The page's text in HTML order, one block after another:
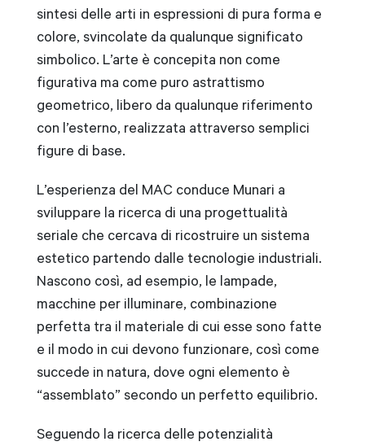
sintesi delle arti in espressioni di pura forma e
colore, svincolate da qualunque significato
simbolico. L’arte è concepita non come
figurativa ma come puro astrattismo
geometrico, libero da qualunque riferimento
con l’esterno, realizzata attraverso semplici
figure di base.
L’esperienza del MAC conduce Munari a
sviluppare la ricerca di una progettualità
seriale che cercava di ricostruire un sistema
estetico partendo dalle tecnologie industriali.
Nascono così, ad esempio, le lampade,
macchine per illuminare, combinazione
perfetta tra il materiale di cui esse sono fatte
e il modo in cui devono funzionare, così come
succede in natura, dove ogni elemento è
“assemblato” secondo un perfetto equilibrio.
Seguendo la ricerca delle potenzialità